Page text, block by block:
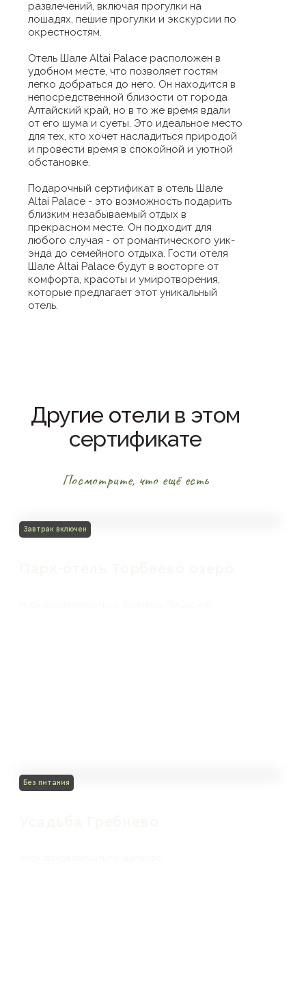
развлечений, включая прогулки на
лошадях, пешие прогулки и экскурсии по
окрестностям.
Отель Шале Altai Palace расположен в
удобном месте, что позволяет гостям
легко добраться до него. Он находится в
непосредственной близости от города
Алтайский край, но в то же время вдали
от его шума и суеты. Это идеальное место
для тех, кто хочет насладиться природой
и провести время в спокойной и уютной
обстановке.
Подарочный сертификат в отель Шале
Altai Palace - это возможность подарить
близким незабываемый отдых в
прекрасном месте. Он подходит для
любого случая - от романтического уик-
энда до семейного отдыха. Гости отеля
Шале Altai Palace будут в восторге от
комфорта, красоты и умиротворения,
которые предлагает этот уникальный
отель.
Другие отели в этом
сертификате
Посмотрите, что ещё есть
Завтрак включен
Без питания